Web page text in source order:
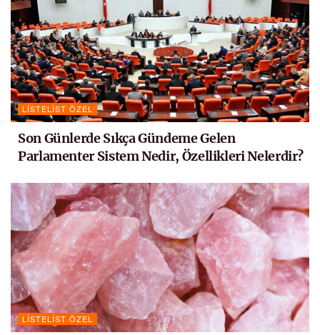
LISTELIST ÖZEL
Son Günlerde Sıkça Gündeme Gelen
Parlamenter Sistem Nedir, Özellikleri Nelerdir?
LISTELIST ÖZEL